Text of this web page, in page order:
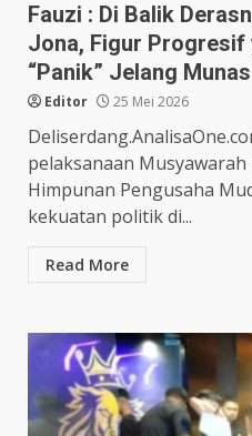
Fauzi : Di Balik
Jona, Figur Progresif
“Panik” Jelang
Editor 25 Mei 2026
pelaksanaan
Himpunan Pengusaha
kekuatan politik di...
Read More